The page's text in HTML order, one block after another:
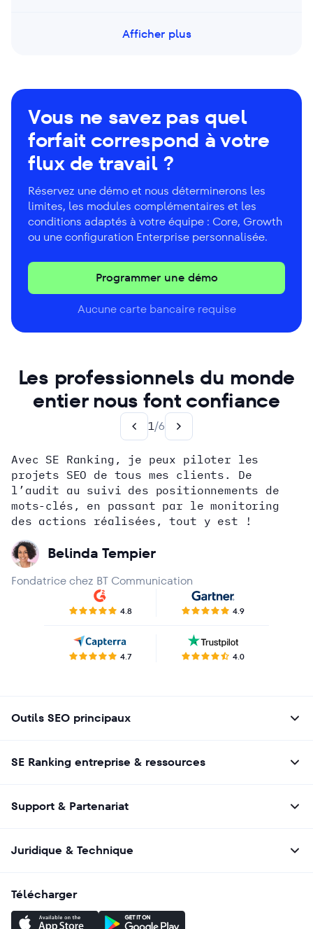
avez besoin de limites personnalisées (au-
Afficher plus
Vous ne savez pas quel
forfait correspond à votre
flux de travail ?
Réservez une démo et nous déterminerons les
limites, les modules complémentaires et les
conditions adaptés à votre équipe : Core, Growth
ou une configuration Enterprise personnalisée.
Programmer une démo
Aucune carte bancaire requise
Les professionnels du monde
entier nous font confiance
1/6
Avec SE Ranking, je peux piloter les
projets SEO de tous mes clients. De
l’audit au suivi des positionnements de
mots-clés, en passant par le monitoring
des actions réalisées, tout y est !
Belinda Tempier
Fondatrice chez BT Communication
Nicolas Betton
Anne-Sophie Fouquereau
Jérémie Politi
Alex Wright
4.8 4.9
4.7 4.0
Outils SEO principaux
SE Ranking entreprise & ressources
Support & Partenariat
Juridique & Technique
Télécharger